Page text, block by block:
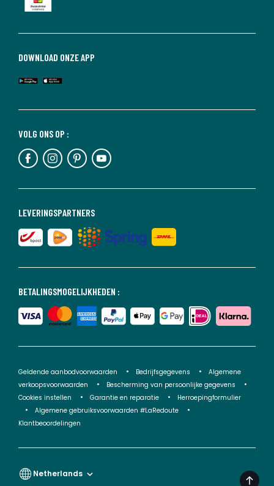
BETALINGSMOGELIJKHEDEN :
LEVERINGSPARTNERS
VOLG ONS OP :
DOWNLOAD ONZE APP
Geldende aanbodvoorwaarden Bedrijfsgegevens
Algemene
verkoopsvoorwaarden
Bescherming van persoonlijke gegevens
Cookies instellen
Garantie en reparatie
Herroepingformulier
Algemene gebruiksvoorwaarden #LaRedoute
Klantbeoordelingen
Netherlands